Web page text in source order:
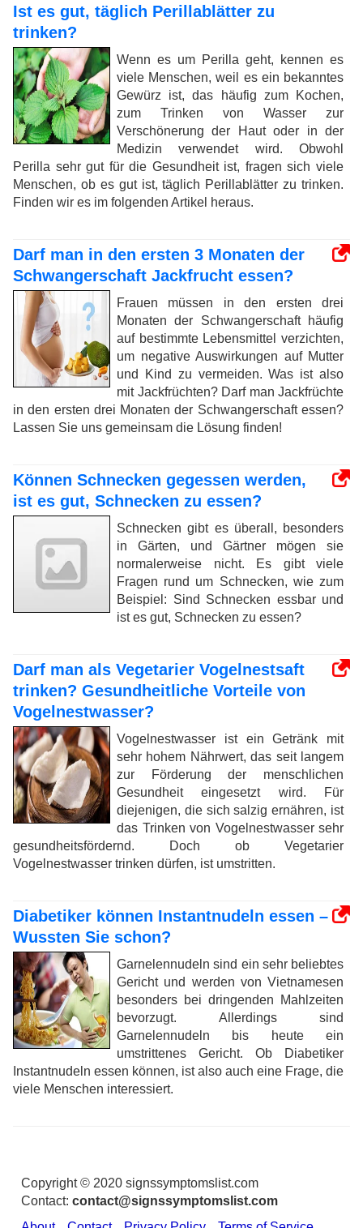
Ist es gut, täglich Perillablätter zu
trinken?
Wenn es um Perilla geht, kennen es
viele Menschen, weil es ein bekanntes
Gewürz ist, das häufig zum Kochen,
zum Trinken von Wasser zur
Verschönerung der Haut oder in der
Medizin verwendet wird. Obwohl
Perilla sehr gut für die Gesundheit ist, fragen sich viele
Menschen, ob es gut ist, täglich Perillablätter zu trinken.
Finden wir es im folgenden Artikel heraus.
Darf man in den ersten 3 Monaten der
Schwangerschaft Jackfrucht essen?
Frauen müssen in den ersten drei
Monaten der Schwangerschaft häufig
auf bestimmte Lebensmittel verzichten,
um negative Auswirkungen auf Mutter
und Kind zu vermeiden. Was ist also
mit Jackfrüchten? Darf man Jackfrüchte
in den ersten drei Monaten der Schwangerschaft essen?
Lassen Sie uns gemeinsam die Lösung finden!
Können Schnecken gegessen werden,
ist es gut, Schnecken zu essen?
Schnecken gibt es überall, besonders
in Gärten, und Gärtner mögen sie
normalerweise nicht. Es gibt viele
Fragen rund um Schnecken, wie zum
Beispiel: Sind Schnecken essbar und
ist es gut, Schnecken zu essen?
Darf man als Vegetarier Vogelnestsaft
trinken? Gesundheitliche Vorteile von
Vogelnestwasser?
Vogelnestwasser ist ein Getränk mit
sehr hohem Nährwert, das seit langem
zur Förderung der menschlichen
Gesundheit eingesetzt wird. Für
diejenigen, die sich salzig ernähren, ist
das Trinken von Vogelnestwasser sehr
gesundheitsfördernd. Doch ob Vegetarier
Vogelnestwasser trinken dürfen, ist umstritten.
Diabetiker können Instantnudeln essen –
Wussten Sie schon?
Garnelennudeln sind ein sehr beliebtes
Gericht und werden von Vietnamesen
besonders bei dringenden Mahlzeiten
bevorzugt. Allerdings sind
Garnelennudeln bis heute ein
umstrittenes Gericht. Ob Diabetiker
Instantnudeln essen können, ist also auch eine Frage, die
viele Menschen interessiert.
Copyright © 2020 signssymptomslist.com
Contact: contact@signssymptomslist.com